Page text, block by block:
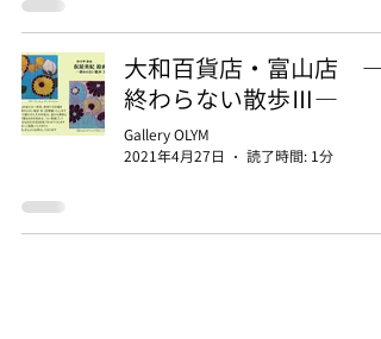
大和百貨店・富山店 ―
終わらない散歩Ⅲ―
Gallery OLYM
2021年4月27日
読了時間: 1分